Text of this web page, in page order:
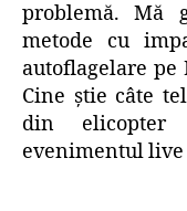
problemă. Mă
metode cu
autoflagelare pe
Cine ştie câte
din
evenimentul